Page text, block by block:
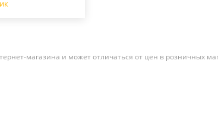
магазина и может отличаться от цен в розничных